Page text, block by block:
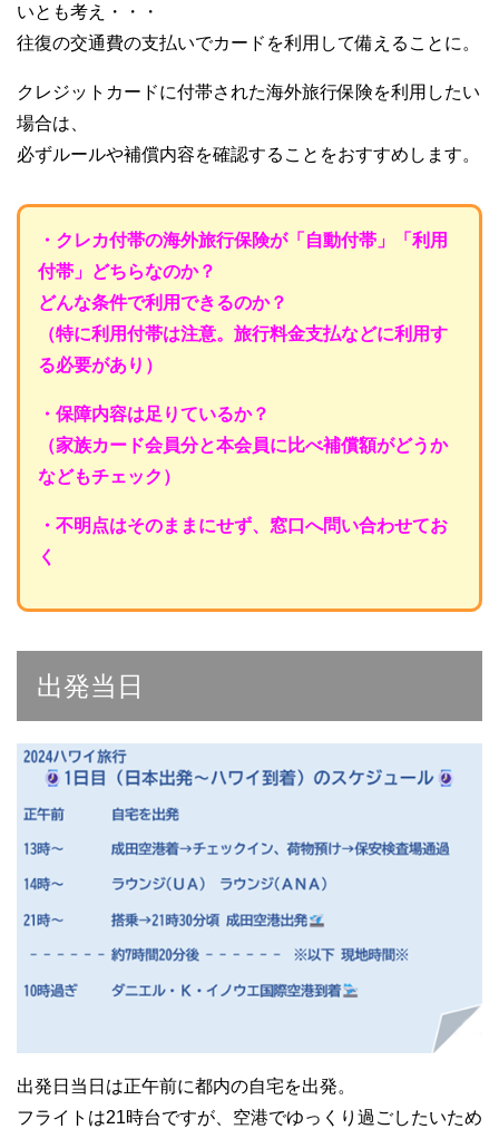
いとも考え・・・
往復の交通費の支払いでカードを利用して備えることに。
クレジットカードに付帯された海外旅行保険を利用したい
場合は、
必ずルールや補償内容を確認することをおすすめします。
・クレカ付帯の海外旅行保険が「自動付帯」「利用
付帯」どちらなのか？
どんな条件で利用できるのか？
（特に利用付帯は注意。旅行料金支払などに利用す
る必要があり）
・保障内容は足りているか？
（家族カード会員分と本会員に比べ補償額がどうか
などもチェック）
・不明点はそのままにせず、窓口へ問い合わせてお
く
出発当日
出発日当日は正午前に都内の自宅を出発。
フライトは21時台ですが、空港でゆっくり過ごしたいため